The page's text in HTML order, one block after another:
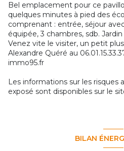
Bel emplacement pour ce
quelques minutes à pied des
comprenant : entrée, séjour
équipée, 3 chambres, sdb.
Venez vite le visiter, un petit
Alexandre Quéré au
immo95.fr
Les informations sur les risques
exposé sont disponibles sur le
BILAN